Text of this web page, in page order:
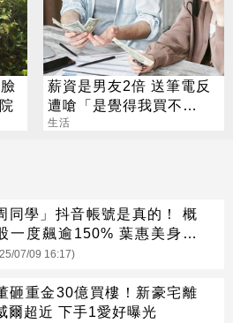
薪資是男友2倍 送筆電反
遭嗆「是覺得我買不
起」？ 網齊勸快逃
生活
同學」抖音帳號是真的！ 概
一度飆逾150% 葉惠美身價
168億
07/09 16:17)
砸重金30億買樓！新豪宅離
爾超近 下手1愛好曝光